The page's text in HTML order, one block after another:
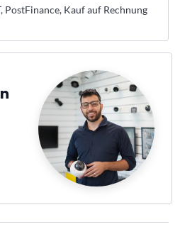
Kauf auf Rechnung